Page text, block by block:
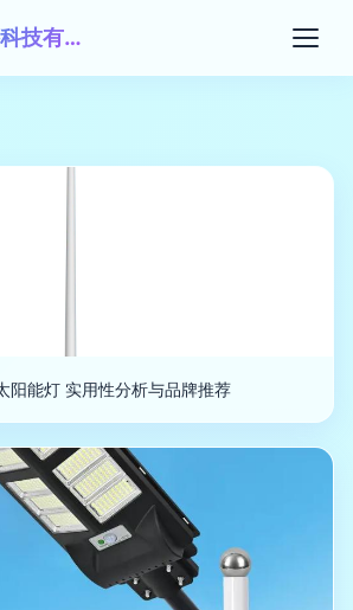
上海嘉果潋网络科技有限公司
阳能灯 实用性分析与品牌推荐